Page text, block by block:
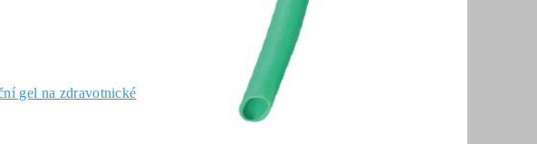
gel na zdravotnické